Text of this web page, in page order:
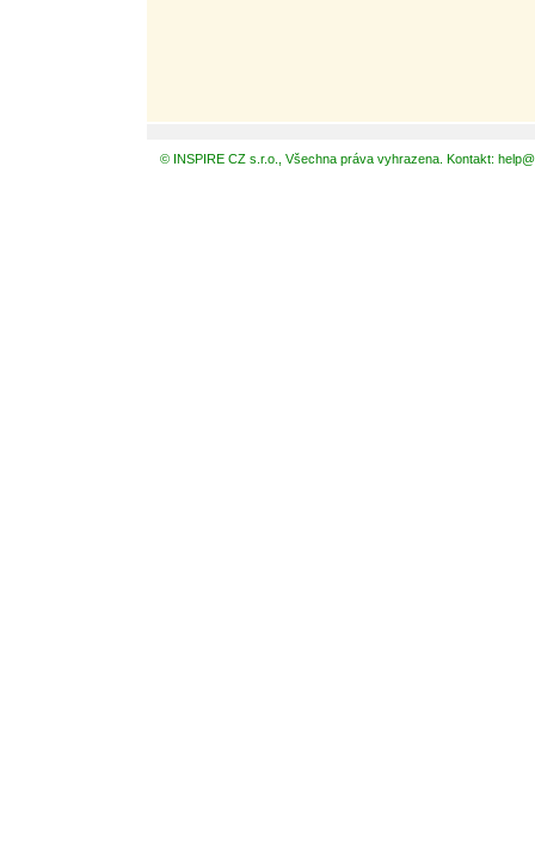
© INSPIRE CZ s.r.o., Všechna práva vyhrazena. Kontakt: